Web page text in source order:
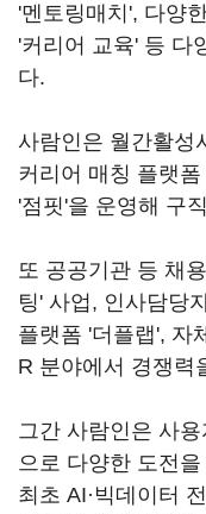
'멘토링매치', 다양
'커리어 교육' 등 다
다.
사람인은 월간활성
커리어 매칭 플랫
'점핏'을 운영해 구
또 공공기관 등 채
팅' 사업, 인사담당
플랫폼 '더플랩', 자
R 분야에서 경쟁력
그간 사람인은 사
으로 다양한 도전
최초 AI·빅데이터